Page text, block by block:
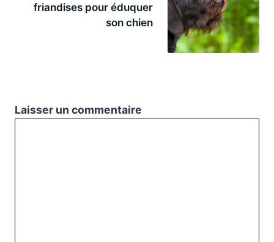
friandises pour éduquer
son chien
Laisser un commentaire